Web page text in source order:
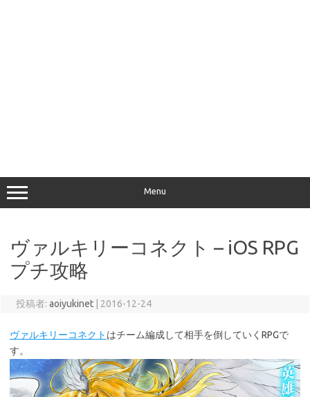
Menu
ヴァルキリーコネクト – iOS RPG
プチ攻略
投稿者: aoiyukinet 2016-12-24
ヴァルキリーコネクト はチーム編成して相手を倒していくRPGで
す。